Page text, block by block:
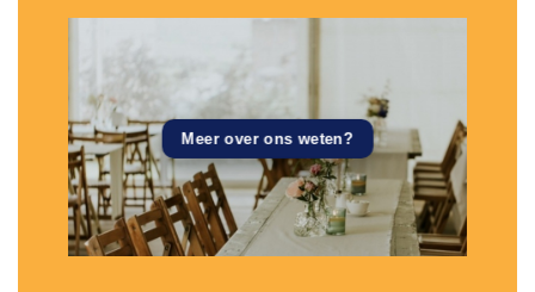
Meer over ons weten?